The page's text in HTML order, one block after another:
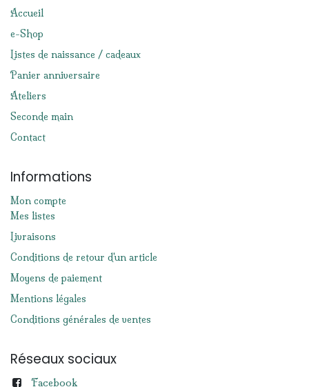
Accueil
e-Shop
Listes de naissance / cadeaux
Panier anniversaire
Ateliers
Seconde main
Contact
Informations
Mon compte
Mes listes
Livraisons
Conditions de retour d'un article
Moyens de paiement
Mentions légales
Conditions générales de ventes
Réseaux sociaux
Facebook